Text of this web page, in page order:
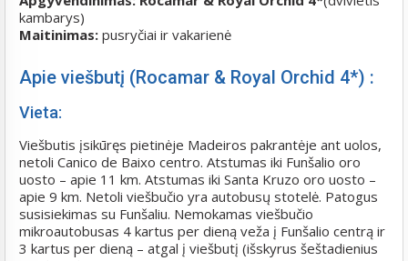
kambarys)
Maitinimas: pusryčiai ir vakarienė
Apie viešbutį (Rocamar & Royal Orchid 4*) :
Vieta:
Viešbutis įsikūręs pietinėje Madeiros pakrantėje ant uolos,
netoli Canico de Baixo centro. Atstumas iki Funšalio oro
uosto – apie 11 km. Atstumas iki Santa Kruzo oro uosto –
apie 9 km. Netoli viešbučio yra autobusų stotelė. Patogus
susisiekimas su Funšaliu. Nemokamas viešbučio
mikroautobusas 4 kartus per dieną veža į Funšalio centrą ir
3 kartus per dieną – atgal į viešbutį (išskyrus šeštadienius